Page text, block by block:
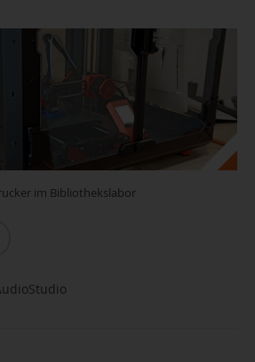
im Bibliothekslabor